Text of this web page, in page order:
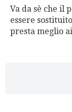
Va da sè che il
essere
presta meglio